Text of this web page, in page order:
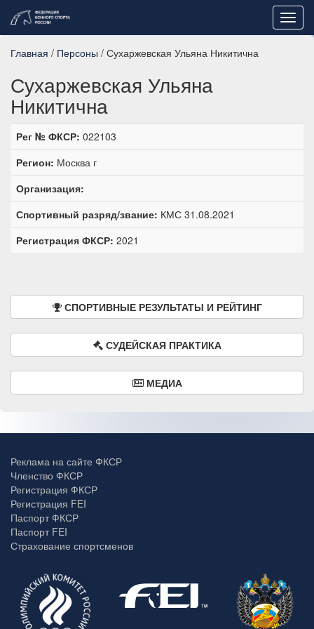
Главная / Персоны / Сухаржевская Ульяна Никитична
Сухаржевская Ульяна
Никитична
Рег № ФКСР: 022103
Регион: Москва г
Организация:
Спортивный разряд/звание: КМС 31.08.2021
Регистрация ФКСР: 2021
СПОРТИВНЫЕ РЕЗУЛЬТАТЫ И РЕЙТИНГ
СУДЕЙСКАЯ ПРАКТИКА
МЕДИА
Реклама на сайте ФКСР
Членство ФКСР
Регистрация ФКСР
Регистрация FEI
Паспорт ФКСР
Паспорт FEI
Страхование спортсменов